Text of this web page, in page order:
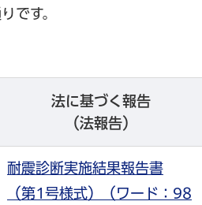
です。
法に基づく報告
（法報告）
耐震診断実施結果報告書
（第1号様式）（ワード：98